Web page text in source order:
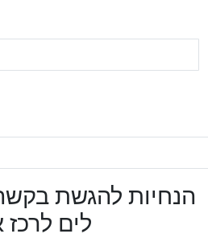
הנחיות להגשת
לים